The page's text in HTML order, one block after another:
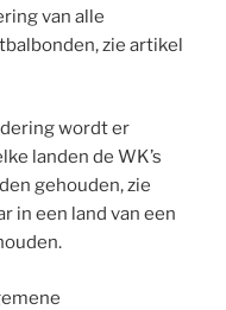
van alle
zie artikel
wordt er
landen de WK’s
gehouden, zie
in een land van een